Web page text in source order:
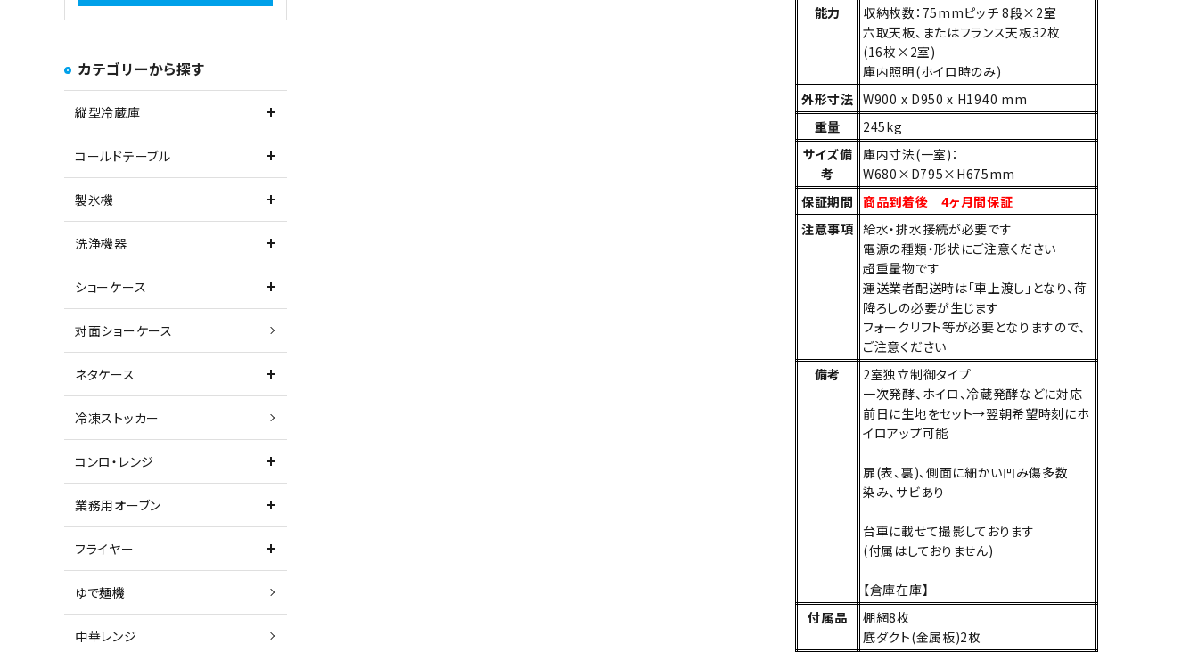
カテゴリーから探す
縦型冷蔵庫
コールドテーブル
製氷機
洗浄機器
ショーケース
対面ショーケース
ネタケース
冷凍ストッカー
コンロ・レンジ
業務用オーブン
フライヤー
ゆで麺機
中華レンジ
能力
収納枚数：75mmピッチ 8段×2室
六取天板、またはフランス天板32枚
(16枚×2室)
庫内照明(ホイロ時のみ)
外形寸法 W900 x D950 x H1940 mm
重量
245kg
サイズ備
考
庫内寸法(一室)：
W680×D795×H675mm
保証期間 商品到着後 4ヶ月間保証
注意事項 給水・排水接続が必要です
電源の種類・形状にご注意ください
超重量物です
運送業者配送時は「車上渡し」となり、荷
降ろしの必要が生じます
フォークリフト等が必要となりますので、
ご注意ください
備考
2室独立制御タイプ
一次発酵、ホイロ、冷蔵発酵などに対応
前日に生地をセット→翌朝希望時刻にホ
イロアップ可能
扉(表、裏)、側面に細かい凹み傷多数
染み、サビあり
台車に載せて撮影しております
(付属はしておりません)
【倉庫在庫】
付属品
棚網8枚
底ダクト(金属板)2枚